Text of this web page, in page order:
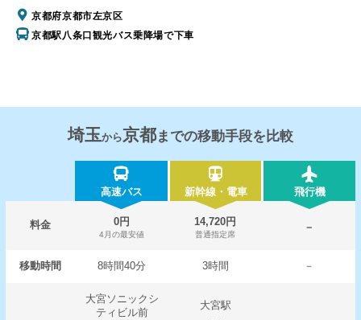
京都府京都市左京区
京都駅八条口観光バス乗降場で下車
埼玉から京都までの移動手段を比較
高速バス 新幹線・電車 飛行機
料金 0円
4月の最安値
14,720円
普通指定席
－
移動時間 8時間40分 3時間 －
大宮ソニックシ
ティビル前
大宮駅